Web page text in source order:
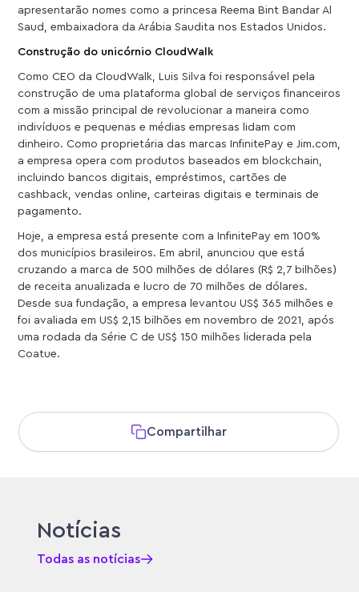
apresentarão nomes como a princesa Reema Bint Bandar Al
Saud, embaixadora da Arábia Saudita nos Estados Unidos.
Construção do unicórnio CloudWalk
Como CEO da CloudWalk, Luis Silva foi responsável pela
construção de uma plataforma global de serviços financeiros
com a missão principal de revolucionar a maneira como
indivíduos e pequenas e médias empresas lidam com
dinheiro. Como proprietária das marcas InfinitePay e Jim.com,
a empresa opera com produtos baseados em blockchain,
incluindo bancos digitais, empréstimos, cartões de
cashback, vendas online, carteiras digitais e terminais de
pagamento.
Hoje, a empresa está presente com a InfinitePay em 100%
dos municípios brasileiros. Em abril, anunciou que está
cruzando a marca de 500 milhões de dólares (R$ 2,7 bilhões)
de receita anualizada e lucro de 70 milhões de dólares.
Desde sua fundação, a empresa levantou US$ 365 milhões e
foi avaliada em US$ 2,15 bilhões em novembro de 2021, após
uma rodada da Série C de US$ 150 milhões liderada pela
Coatue.
Compartilhar
Notícias
Todas as notícias